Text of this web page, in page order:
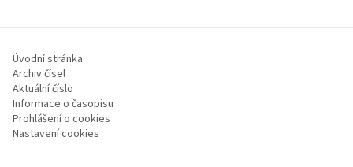
Úvodní stránka
Archiv čísel
Aktuální číslo
Informace o časopisu
Prohlášení o cookies
Nastavení cookies